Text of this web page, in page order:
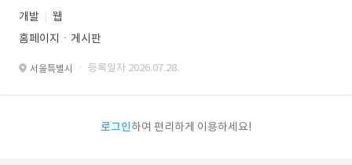
개발
웹
홈페이지ㆍ게시판
서울특별시 · 등록일자 2026.07.28.
로그인하여 편리하게 이용하세요!